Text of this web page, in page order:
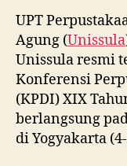
UPT
Agung (Unissula
Unissula resmi
Konferensi
(KPDI) XIX
berlangsung
di Yogyakarta